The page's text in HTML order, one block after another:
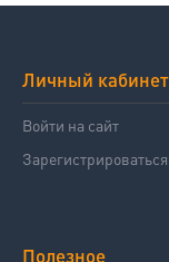
Личный кабинет
Войти на сайт
Зарегистрироваться
Полезное